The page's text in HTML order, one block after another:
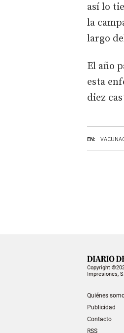
EN:
así lo
la
largo
El año
esta
diez
Copyright
Impresiones,
Quiénes
Publicidad
Contacto
RSS